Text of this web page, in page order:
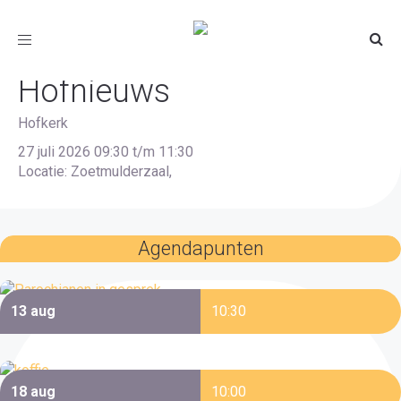
Toggle
Rapen, vouwen, nieten
Hofnieuws
Hofkerk
27 juli 2026 09:30 t/m 11:30
Locatie: Zoetmulderzaal,
Agendapunten
Als parochianen in gesprek
13 aug 10:30
Koffieochtend van Netty
18 aug 10:00